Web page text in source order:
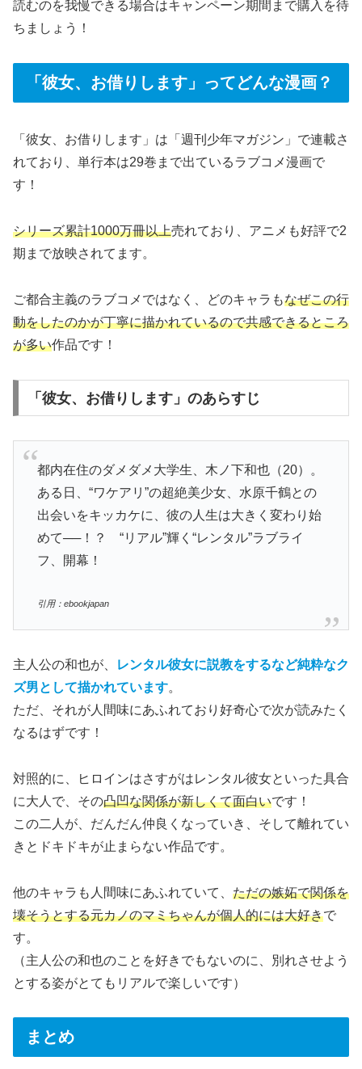
読むのを我慢できる場合はキャンペーン期間まで購入を待
ちましょう！
「彼女、お借りします」ってどんな漫画？
「彼女、お借りします」は「週刊少年マガジン」で連載さ
れており、単行本は29巻まで出ているラブコメ漫画で
す！
シリーズ累計1000万冊以上売れており、アニメも好評で2
期まで放映されてます。
ご都合主義のラブコメではなく、どのキャラもなぜこの行
動をしたのかが丁寧に描かれているので共感できるところ
が多い作品です！
「彼女、お借りします」のあらすじ
都内在住のダメダメ大学生、木ノ下和也（20）。
ある日、“ワケアリ”の超絶美少女、水原千鶴との
出会いをキッカケに、彼の人生は大きく変わり始
めて──！？ “リアル”輝く“レンタル”ラブライ
フ、開幕！
引用：ebookjapan
主人公の和也が、
レンタル彼女に説教をするなど純粋なク
ズ男として描かれています。
ただ、それが人間味にあふれており好奇心で次が読みたく
なるはずです！
対照的に、ヒロインはさすがはレンタル彼女といった具合
に大人で、その凸凹な関係が新しくて面白いです！
この二人が、だんだん仲良くなっていき、そして離れてい
きとドキドキが止まらない作品です。
他のキャラも人間味にあふれていて、 ただの嫉妬で関係を
壊そうとする元カノのマミちゃんが個人的には大好きで
す。
（主人公の和也のことを好きでもないのに、別れさせよう
とする姿がとてもリアルで楽しいです）
まとめ